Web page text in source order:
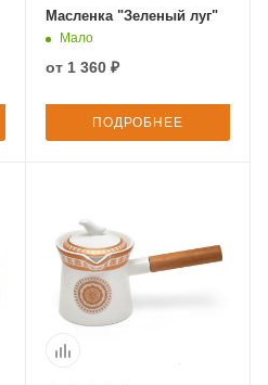
Масленка "Зеленый луг"
Мало
от 1 360 ₽
ПОДРОБНЕЕ